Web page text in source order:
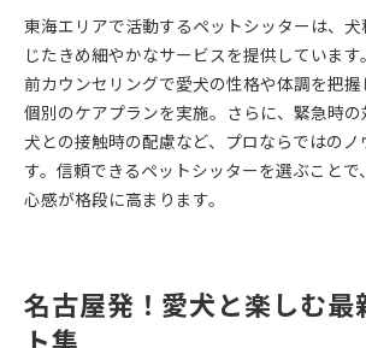
東海エリアで活動するペットシッターは、
じたきめ細やかなサービスを提供していま
前カウンセリングで愛犬の性格や体調を把
個別のケアプランを実施。さらに、緊急時
犬との接触時の配慮など、プロならではのノ
す。信頼できるペットシッターを選ぶこと
心感が格段に高まります。
名古屋発！愛犬と楽しむ最
ト集